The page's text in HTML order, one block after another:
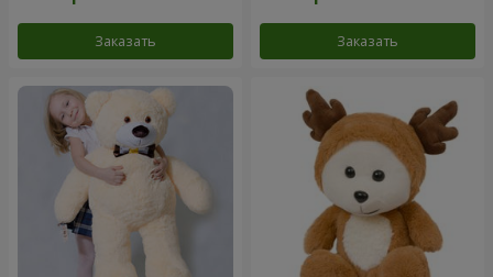
Заказать Заказать